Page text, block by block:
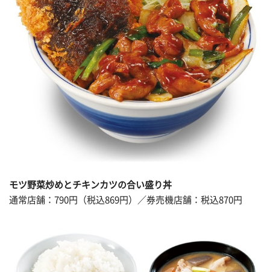
モツ野菜炒めとチキンカツの合い盛り丼
通常店舗：790円（税込869円）／券売機店舗：税込870円